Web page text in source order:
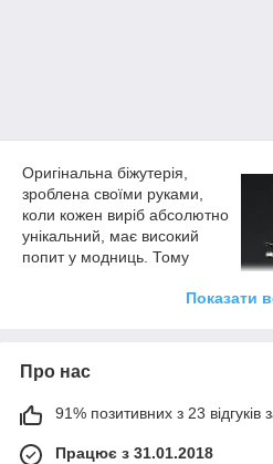
Оригінальна біжутерія,
зроблена своїми руками,
коли кожен виріб абсолютно
унікальний, має високий
попит у модниць. Тому
найпростіший і зрозумілий.
Але не варто забувати, що
набагато ефективніше
матиме вигляд комплекту
Повірте, якщо підібрати до них
Показати
Про нас
91% позитивних з 23 відгуків
Працює з 31.01.2018